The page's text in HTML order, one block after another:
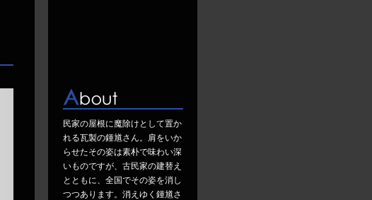
民家の屋根に魔除けとして置か
れる瓦製の鍾馗さん。肩をいか
らせたその姿は素朴で味わい深
いものですが、古民家の建替え
とともに、全国でその姿を消し
つつあります。消えゆく鍾馗さ